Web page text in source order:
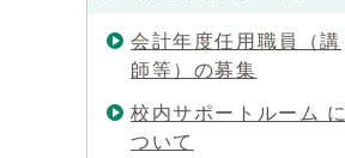
会計年度任用職員（講
師等）の募集
校内サポートルーム に
ついて